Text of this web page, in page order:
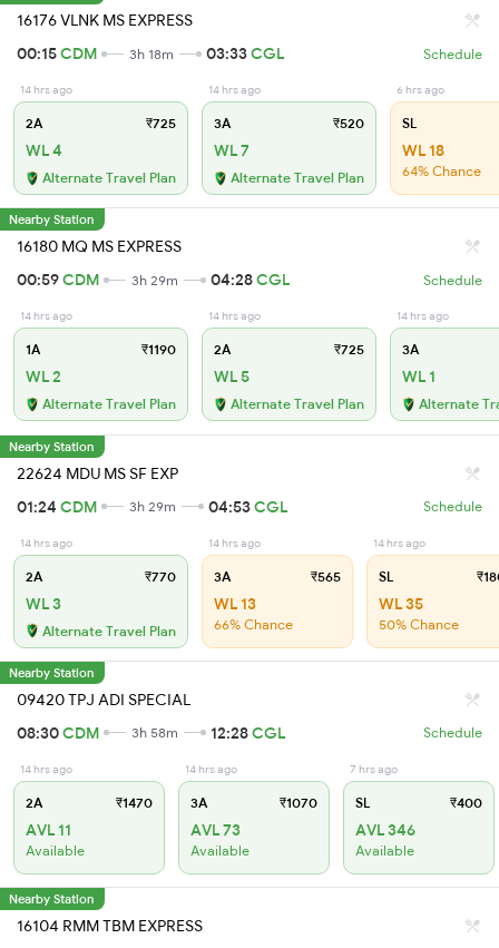
16176 VLNK MS EXPRESS
00:15CDM 3h 18m 03:33CGL Schedule
14 hrs ago
2A ₹725
WL 4
Alternate Travel Plan
14 hrs ago
3A ₹520
WL 7
Alternate Travel Plan
6 hrs ago
SL
WL 18
64% Chance
Nearby Station
16180 MQ MS EXPRESS
00:59CDM 3h 29m 04:28CGL Schedule
14 hrs ago
1A ₹1190
WL 2
Alternate Travel Plan
14 hrs ago
2A ₹725
WL 5
Alternate Travel Plan
14 hrs ago
3A
WL 1
Alternate
Nearby Station
22624 MDU MS SF EXP
01:24 CDM 3h 29m 04:53CGL Schedule
14 hrs ago
2A ₹770
WL 3
Alternate Travel Plan
14 hrs ago
3A ₹565
WL 13
66% Chance
14 hrs ago
SL
WL 35
50% Chance
Nearby Station
09420 TPJ ADI SPECIAL
08:30CDM 3h 58m 12:28CGL Schedule
14 hrs ago
2A ₹1470
AVL 11
Available
14 hrs ago
3A ₹1070
AVL 73
Available
7 hrs ago
SL ₹400
AVL 346
Available
Nearby Station
16104 RMM TBM EXPRESS